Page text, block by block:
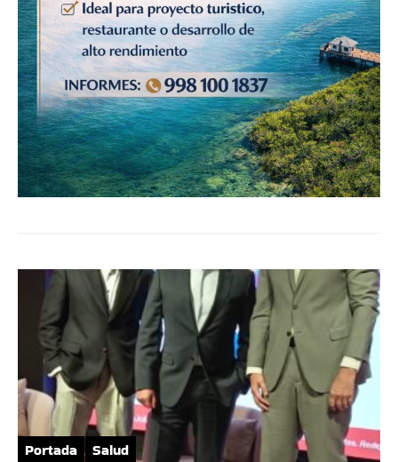
Portada Salud